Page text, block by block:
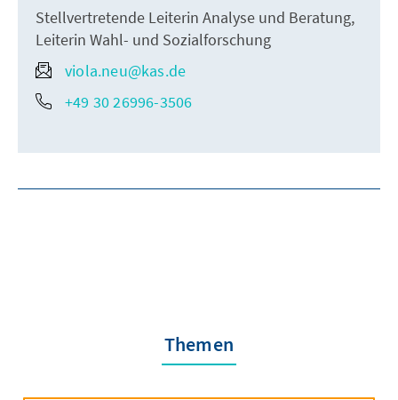
Stellvertretende Leiterin Analyse und Beratung,
Leiterin Wahl- und Sozialforschung
viola.neu@kas.de
+49 30 26996-3506
Themen